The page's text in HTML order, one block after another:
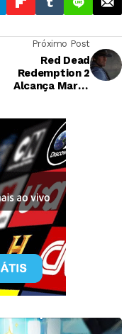
Próximo Post
Red Dead
Redemption 2
Alcança Marca
de Todos os
Tempos
—
torna julho o
para o